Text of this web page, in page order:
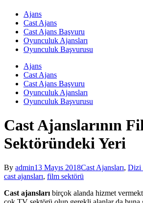
Ajans
Cast Ajans
Cast Ajans Başvuru
Oyunculuk Ajansları
Oyunculuk Başvurusu
Ajans
Cast Ajans
Cast Ajans Başvuru
Oyunculuk Ajansları
Oyunculuk Başvurusu
Cast Ajanslarının
Sektöründeki Yeri
By admin13 Mayıs 2018Cast Ajansları, Dizi
cast ajansları, film sektörü
Cast ajansları birçok alanda hizmet